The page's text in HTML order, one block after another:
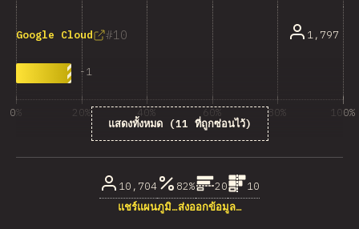
10
Google Cloud
-1
1,797
แสดงทั้งหมด (11 ที่ถูกซ่อนไว้)
0% 20% 40% 60% 80% 100%
10,704 82% 20
10
แชร์แผนภูมิ…ส่งออกข้อมูล…